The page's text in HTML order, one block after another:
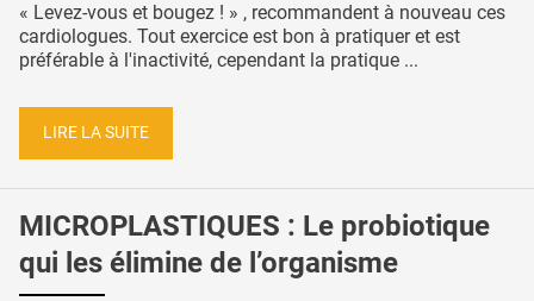
« Levez-vous et bougez ! » , recommandent à nouveau ces
cardiologues. Tout exercice est bon à pratiquer et est
préférable à l'inactivité, cependant la pratique ...
LIRE LA SUITE
MICROPLASTIQUES : Le probiotique
qui les élimine de l’organisme